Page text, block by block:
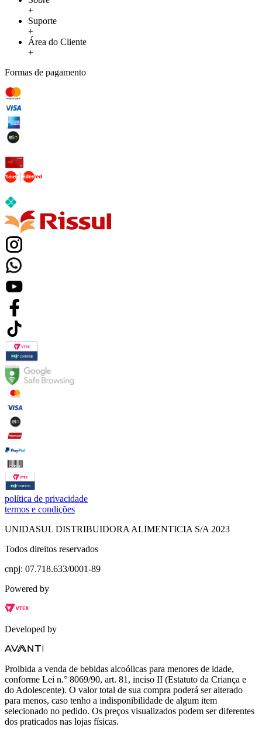
+
Suporte
+
Área do Cliente
+
Formas de pagamento
política de privacidade
termos e condições
UNIDASUL DISTRIBUIDORA ALIMENTICIA S/A 2023
Todos direitos reservados
cnpj: 07.718.633/0001-89
Powered by
Developed by
Proibida a venda de bebidas alcoólicas para menores de idade,
conforme Lei n.° 8069/90, art. 81, inciso II (Estatuto da Criança e
do Adolescente). O valor total de sua compra poderá ser alterado
para menos, caso tenho a indisponibilidade de algum item
selecionado no pedido. Os preços visualizados podem ser diferentes
dos praticados nas lojas físicas.